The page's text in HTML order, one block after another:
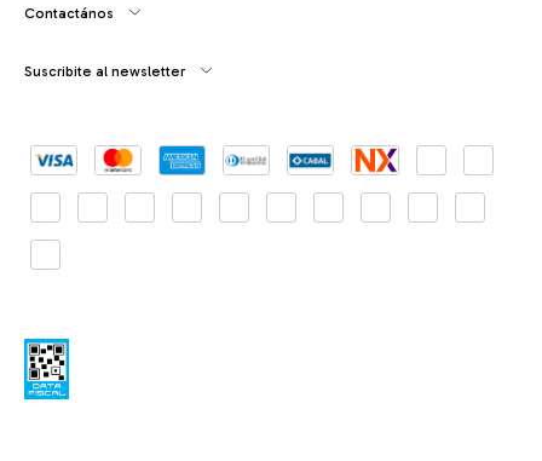
Contactános
Suscribite al newsletter